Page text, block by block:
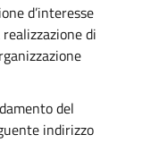
d’interesse
di
del
indirizzo